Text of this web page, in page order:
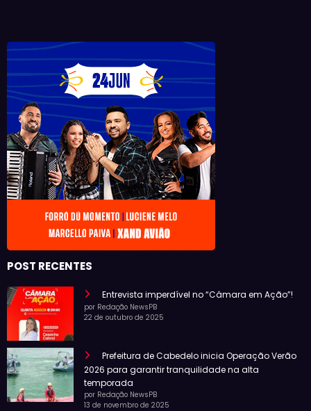
POST RECENTES
Entrevista imperdível no “Câmara em Ação”!
por Redação NewsPB
22 de outubro de 2025
Prefeitura de Cabedelo inicia Operação Verão
2026 para garantir tranquilidade na alta
temporada
por Redação NewsPB
13 de novembro de 2025